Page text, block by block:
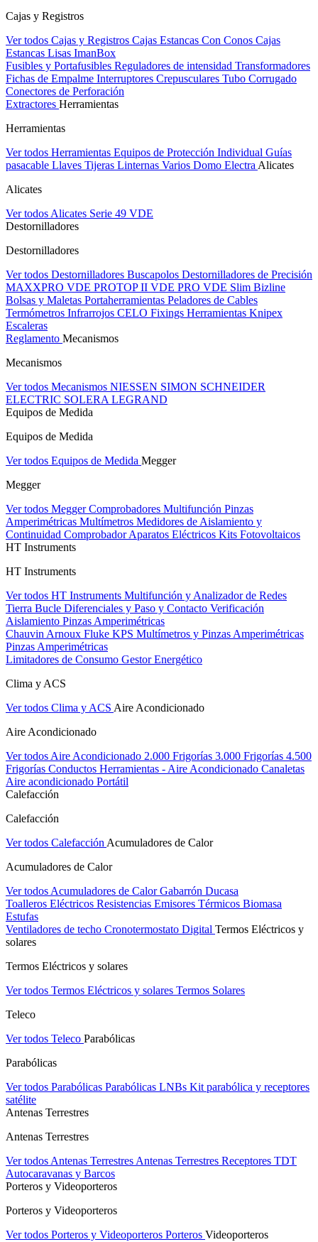
Cajas y Registros
Ver todos Cajas y Registros Cajas Estancas Con Conos Cajas
Estancas Lisas ImanBox
Fusibles y Portafusibles Reguladores de intensidad Transformadores
Fichas de Empalme Interruptores Crepusculares Tubo Corrugado
Conectores de Perforación
Extractores Herramientas
Herramientas
Ver todos Herramientas Equipos de Protección Individual Guías
pasacable Llaves Tijeras Linternas Varios Domo Electra Alicates
Alicates
Ver todos Alicates Serie 49 VDE
Destornilladores
Destornilladores
Ver todos Destornilladores Buscapolos Destornilladores de Precisión
MAXXPRO VDE PROTOP II VDE PRO VDE Slim Bizline
Bolsas y Maletas Portaherramientas Peladores de Cables
Termómetros Infrarrojos CELO Fixings Herramientas Knipex
Escaleras
Reglamento Mecanismos
Mecanismos
Ver todos Mecanismos NIESSEN SIMON SCHNEIDER
ELECTRIC SOLERA LEGRAND
Equipos de Medida
Equipos de Medida
Ver todos Equipos de Medida Megger
Megger
Ver todos MeggerComprobadores Multifunción Pinzas
Amperimétricas Multímetros Medidores de Aislamiento y
Continuidad Comprobador Aparatos Eléctricos Kits Fotovoltaicos
HT Instruments
HT Instruments
Ver todos HT Instruments Multifunción y Analizador de Redes
Tierra Bucle Diferenciales y Paso y Contacto Verificación
Aislamiento Pinzas Amperimétricas
Chauvin Arnoux Fluke KPS Multímetros y Pinzas Amperimétricas
Pinzas Amperimétricas
Limitadores de Consumo Gestor Energético
Clima y ACS
Ver todos Clima y ACS Aire Acondicionado
Aire Acondicionado
Ver todos Aire Acondicionado 2.000 Frigorías 3.000 Frigorías 4.500
Frigorías Conductos Herramientas - Aire Acondicionado Canaletas
Aire acondicionado Portátil
Calefacción
Calefacción
Ver todos Calefacción Acumuladores de Calor
Acumuladores de Calor
Ver todos Acumuladores de CalorGabarrón Ducasa
Toalleros Eléctricos Resistencias Emisores Térmicos Biomasa
Estufas
Ventiladores de techo Cronotermostato Digital Termos Eléctricos y
solares
Termos Eléctricos y solares
Ver todos Termos Eléctricos y solares Termos Solares
Teleco
Ver todos Teleco Parabólicas
Parabólicas
Ver todos Parabólicas Parabólicas LNBs Kit parabólica y receptores
satélite
Antenas Terrestres
Antenas Terrestres
Ver todos Antenas Terrestres Antenas Terrestres Receptores TDT
Autocaravanas y Barcos
Porteros y Videoporteros
Porteros y Videoporteros
Ver todos Porteros y Videoporteros Porteros Videoporteros